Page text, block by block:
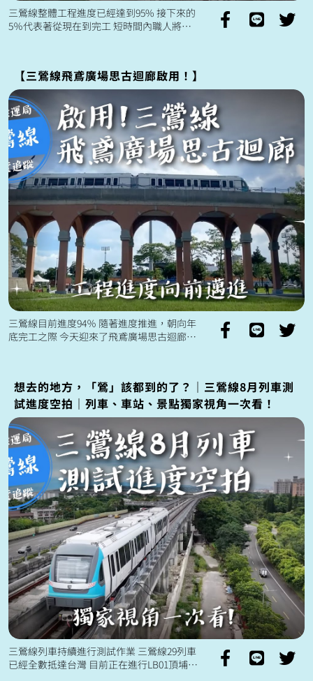
三鶯線整體工程進度已經達到95% 接下來的
5％代表著從現在到完工 短時間內職人將繼
【三鶯線飛鳶廣場思古迴廊啟用！】
三鶯線目前進度94％ 隨著進度推進，朝向年
底完工之際 今天迎來了飛鳶廣場思古迴廊正
想去的地方，「鶯」該都到的了？｜三鶯線8月列車測
試進度空拍｜列車、車站、景點獨家視角一次看！
三鶯線列車持續進行測試作業 三鶯線29列車
已經全數抵達台灣 目前正在進行LB01頂埔～